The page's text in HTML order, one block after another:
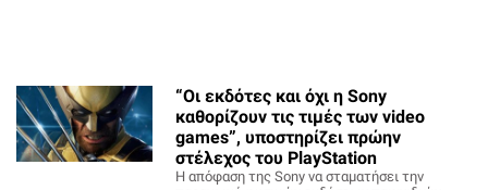
“Οι εκδότες και όχι η Sony
καθορίζουν τις τιμές των video
games”, υποστηρίζει πρώην
στέλεχος του PlayStation
Η απόφαση της Sony να σταματήσει την